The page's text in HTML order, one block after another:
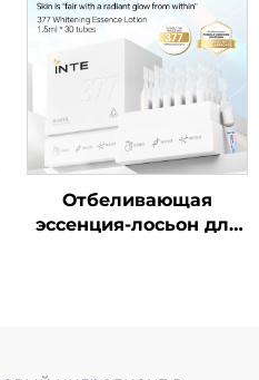
Отбеливающая
эссенция-лосьон для